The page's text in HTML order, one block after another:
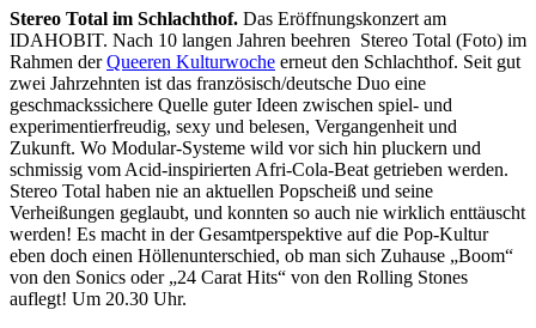
Stereo Total im Schlachthof. Das Eröffnungskonzert am
IDAHOBIT. Nach 10 langen Jahren beehren Stereo Total (Foto) im
Rahmen derQueeren Kulturwoche erneut den Schlachthof. Seit gut
zwei Jahrzehnten ist das französisch/deutsche Duo eine
geschmackssichere Quelle guter Ideen zwischen spiel- und
experimentierfreudig, sexy und belesen, Vergangenheit und
Zukunft. Wo Modular-Systeme wild vor sich hin pluckern und
schmissig vom Acid-inspirierten Afri-Cola-Beat getrieben werden.
Stereo Total haben nie an aktuellen Popscheiß und seine
Verheißungen geglaubt, und konnten so auch nie wirklich enttäuscht
werden! Es macht in der Gesamtperspektive auf die Pop-Kultur
eben doch einen Höllenunterschied, ob man sich Zuhause „Boom“
von den Sonics oder „24 Carat Hits“ von den Rolling Stones
auflegt! Um 20.30 Uhr.